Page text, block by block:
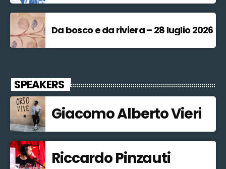
Da bosco e da riviera – 28 luglio 2026
SPEAKERS
Giacomo Alberto Vieri
Riccardo Pinzauti